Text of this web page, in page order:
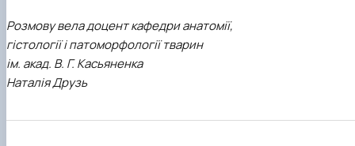
Розмову вела доцент кафедри анатомії,
гістології і патоморфології тварин
ім. акад. В. Г. Касьяненка
Наталія Друзь